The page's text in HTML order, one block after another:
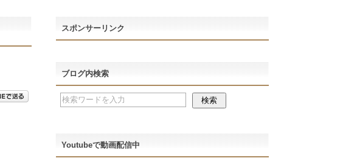
スポンサーリンク
ブログ内検索
Youtubeで動画配信中